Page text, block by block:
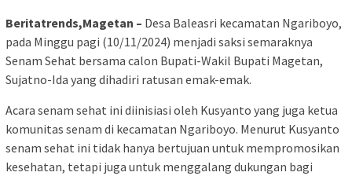
Beritatrends,Magetan – Desa Baleasri kecamatan Ngariboyo,
pada Minggu pagi (10/11/2024) menjadi saksi semaraknya
Senam Sehat bersama calon Bupati-Wakil Bupati Magetan,
Sujatno-Ida yang dihadiri ratusan emak-emak.
Acara senam sehat ini diinisiasi oleh Kusyanto yang juga ketua
komunitas senam di kecamatan Ngariboyo. Menurut Kusyanto
senam sehat ini tidak hanya bertujuan untuk mempromosikan
kesehatan, tetapi juga untuk menggalang dukungan bagi